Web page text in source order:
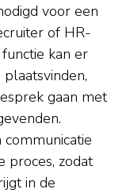
voor een
of HR-
kan er
gaan met
proces, zodat
in de